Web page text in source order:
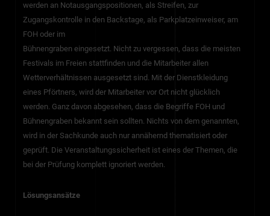
werden an Notausgangspositionen, als Streifen, zur
Zugangskontrolle in den Backstage, als Parkplatzeinweiser, am
FOH oder im
Bühnengraben eingesetzt. Nicht zu vergessen, dass die meisten
Festivals im Freien stattfinden und die Mitarbeiter allen
Wetterverhältnissen ausgesetzt sind. Mit der Dienstkleidung
eines Pförtners, wird der Mitarbeiter vor Ort nicht glücklich
werden. Ganz davon abgesehen, dass die Begriffe FOH und
Bühnengraben bekannt sein sollten. Nichts von dem genannten,
wird in der Sachkunde auch nur annähernd thematisiert oder
geprüft. Die Veranstaltungssicherheit ist eines der Themen, die
bei der Prüfung komplett ignoriert werden.
Lösungsansätze